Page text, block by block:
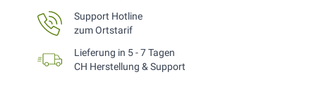
Support Hotline
zum Ortstarif
Lieferung in 5 - 7 Tagen
CH Herstellung & Support